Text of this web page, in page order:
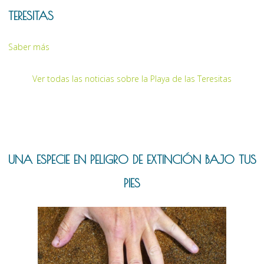
TERESITAS
Saber más
Ver todas las noticias sobre la Playa de las Teresitas
UNA ESPECIE EN PELIGRO DE EXTINCIÓN BAJO TUS
PIES